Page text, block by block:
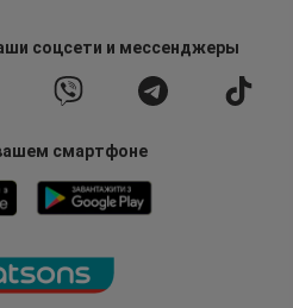
соцсети и мессенджеры
смартфоне